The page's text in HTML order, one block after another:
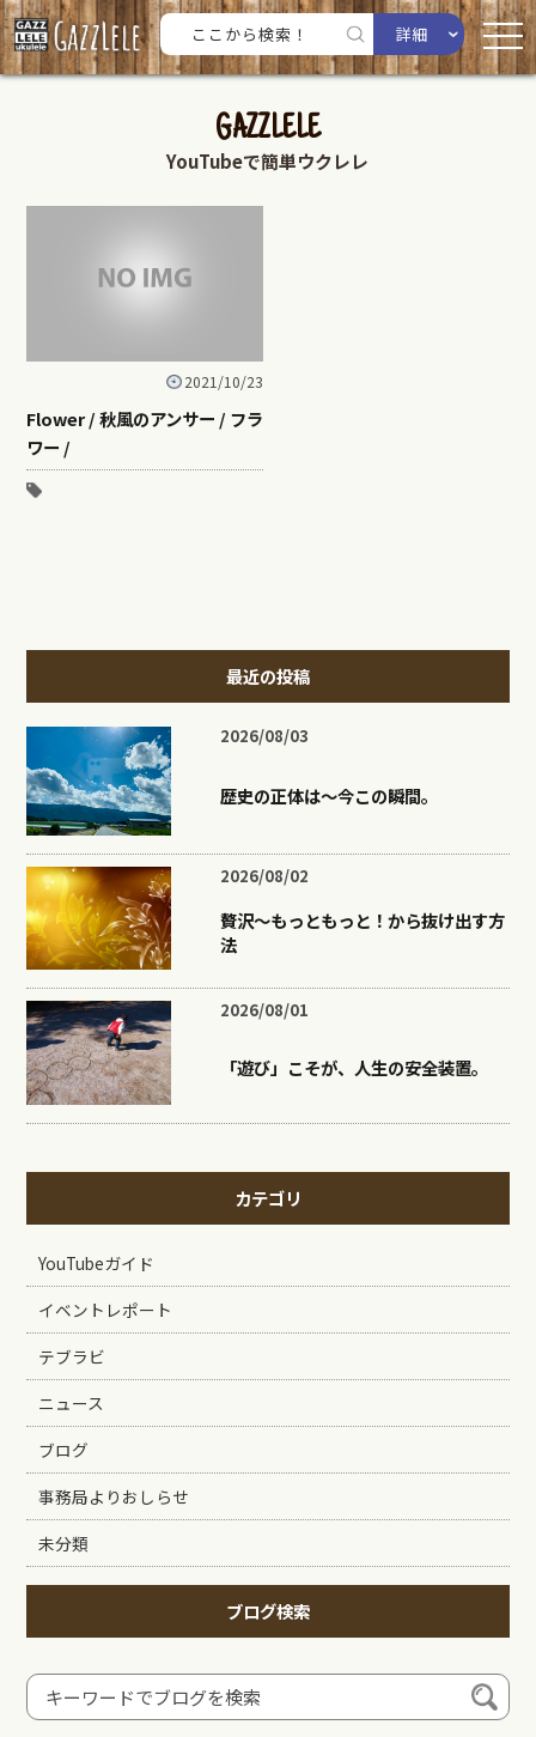
詳細
GAZZLELE
YouTubeで簡単ウクレレ
2021/10/23
Flower / 秋風のアンサー / フラ
ワー /
最近の投稿
2026/08/03
歴史の正体は〜今この瞬間。
2026/08/02
贅沢〜もっともっと！から抜け出す方
法
2026/08/01
「遊び」こそが、人生の安全装置。
カテゴリ
YouTubeガイド
イベントレポート
テブラビ
ニュース
ブログ
事務局よりおしらせ
未分類
ブログ検索